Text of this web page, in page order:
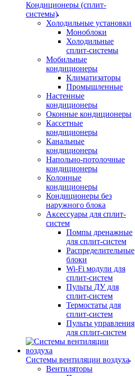
Кондиционеры (сплит-
системы)
Холодильные установки
Моноблоки
Холодильные
сплит-системы
Мобильные
кондиционеры
Климатизаторы
Промышленные
Настенные
кондиционеры
Оконные кондиционеры
Кассетные
кондиционеры
Канальные
кондиционеры
Напольно-потолочные
кондиционеры
Колонные
кондиционеры
Кондиционеры без
наружного блока
Аксессуары для сплит-
систем
Помпы дренажные
для сплит-систем
Распределительные
блоки
Wi-Fi модули для
сплит-систем
Пульты ДУ для
сплит-систем
Термостаты для
сплит-систем
Пульты управления
для сплит-систем
Системы вентиляции воздуха
Вентиляторы